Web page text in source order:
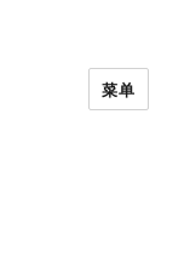
菜单